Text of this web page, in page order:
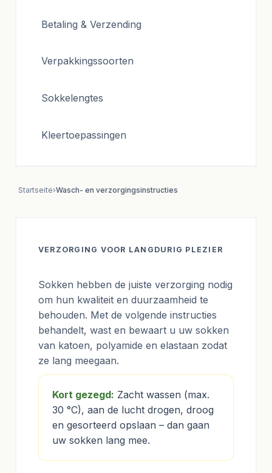
Betaling & Verzending
Verpakkingssoorten
Sokkelengtes
Kleertoepassingen
Startseite›Wasch- en verzorgingsinstructies
VERZORGING VOOR LANGDURIG PLEZIER
Sokken hebben de juiste verzorging nodig
om hun kwaliteit en duurzaamheid te
behouden. Met de volgende instructies
behandelt, wast en bewaart u uw sokken
van katoen, polyamide en elastaan zodat
ze lang meegaan.
Kort gezegd: Zacht wassen (max.
30 °C), aan de lucht drogen, droog
en gesorteerd opslaan – dan gaan
uw sokken lang mee.